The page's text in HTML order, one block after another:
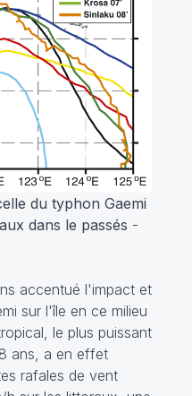
du typhon Gaemi
dans le passés -
accentué l'impact et
sur l'île en ce milieu
le plus puissant
ans, a en effet
rafales de vent